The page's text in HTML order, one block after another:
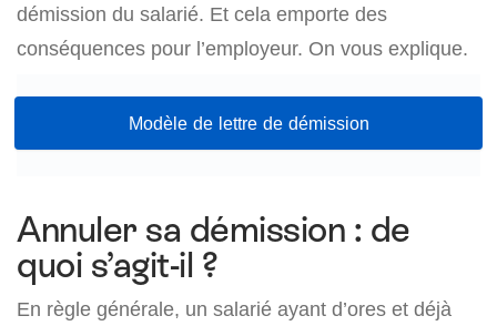
démission du salarié. Et cela emporte des
conséquences pour l’employeur. On vous explique.
Modèle de lettre de démission
Annuler sa démission : de
quoi s’agit-il ?
En règle générale, un salarié ayant d’ores et déjà